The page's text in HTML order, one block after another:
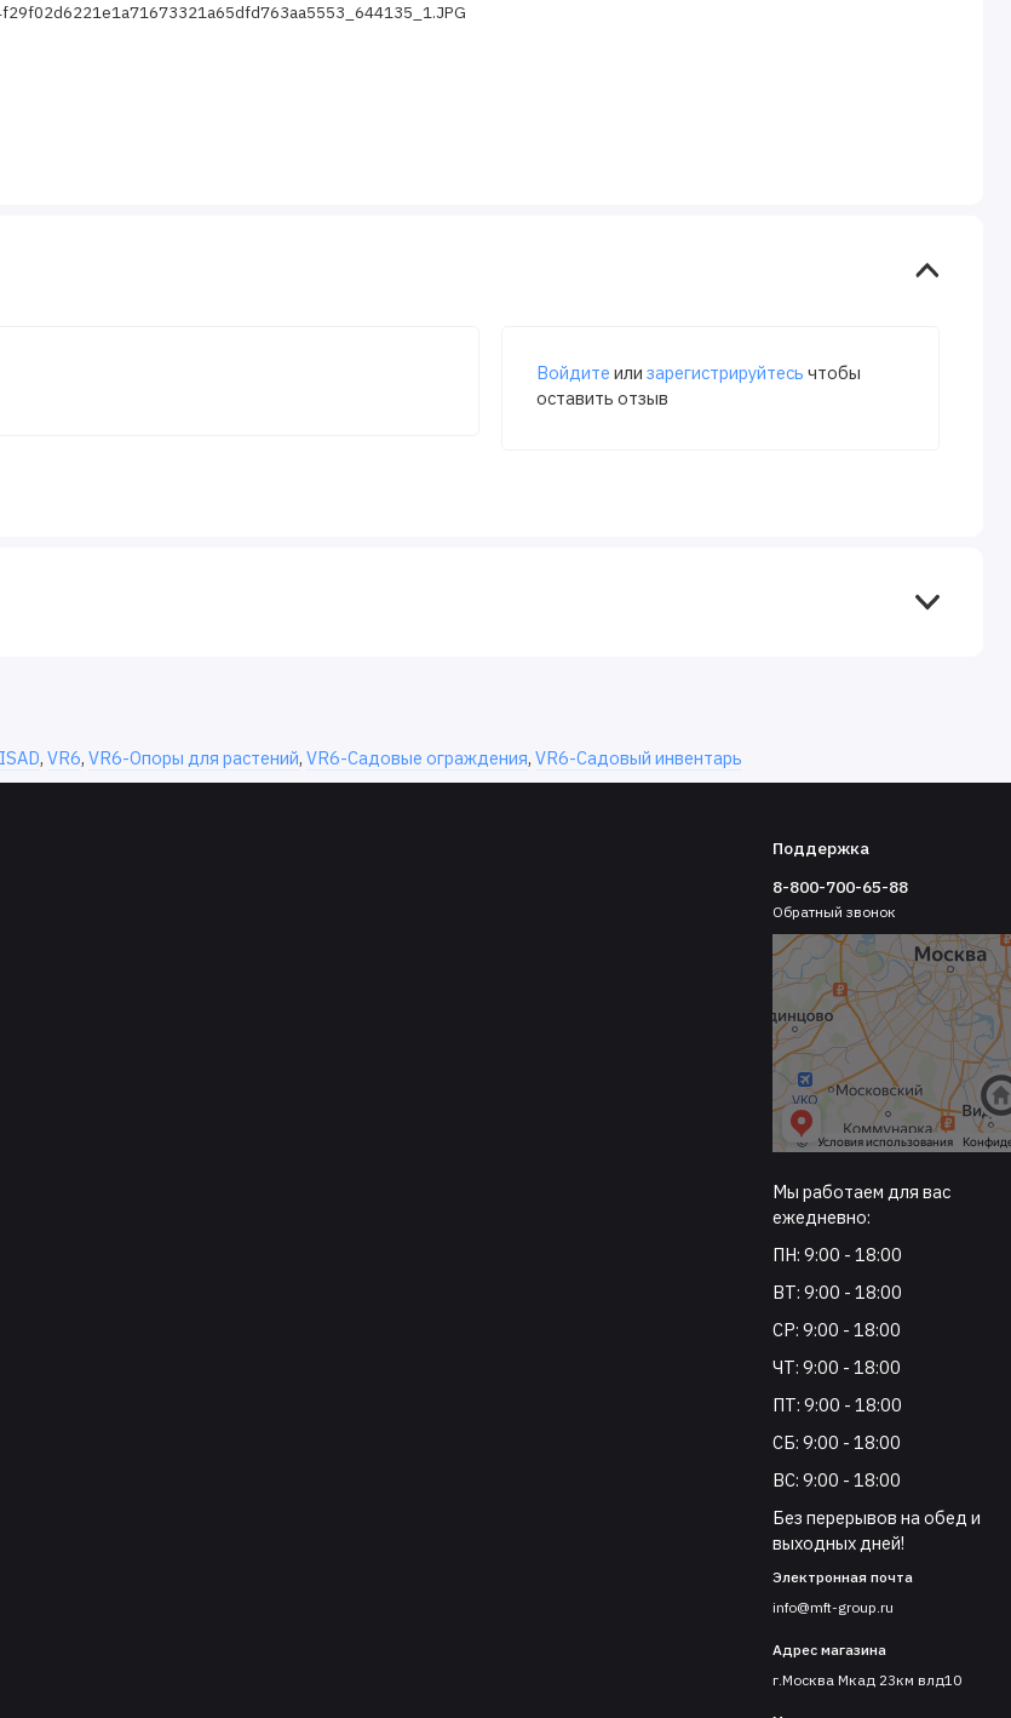
Войдите или зарегистрируйтесь чтобы
оставить отзыв
, VR6, VR6-Опоры для растений, VR6-Садовые ограждения, VR6-Садовый инвентарь
Поддержка
8-800-700-65-88
Обратный звонок
Мы работаем для вас
ежедневно:
ПН: 9:00 - 18:00
ВТ: 9:00 - 18:00
СР: 9:00 - 18:00
ЧТ: 9:00 - 18:00
ПТ: 9:00 - 18:00
СБ: 9:00 - 18:00
ВС: 9:00 - 18:00
Без перерывов на обед и
выходных дней!
Электронная почта
info@mft-group.ru
Адрес магазина
г.Москва Мкад 23км влд10